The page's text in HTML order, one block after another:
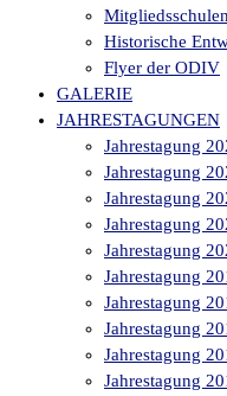
Mitgliedsschulen
Historische
Flyer der ODIV
GALERIE
JAHRESTAGUNGEN
Jahrestagung
Jahrestagung
Jahrestagung
Jahrestagung
Jahrestagung
Jahrestagung
Jahrestagung
Jahrestagung
Jahrestagung
Jahrestagung